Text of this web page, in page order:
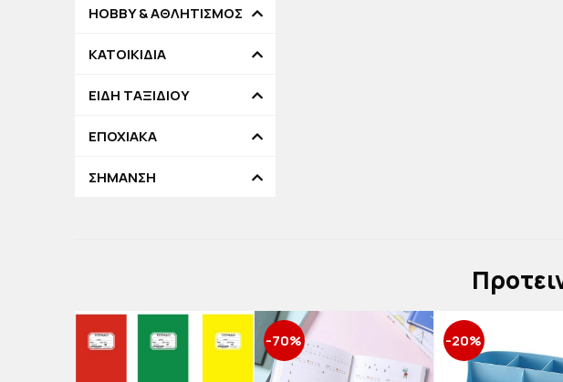
HOBBY & ΑΘΛΗΤΙΣΜΟΣ
ΚΑΤΟΙΚΙΔΙΑ
ΕΙΔΗ ΤΑΞΙΔΙΟΥ
ΕΠΟΧΙΑΚΑ
ΣΗΜΑΝΣΗ
-70% -20%